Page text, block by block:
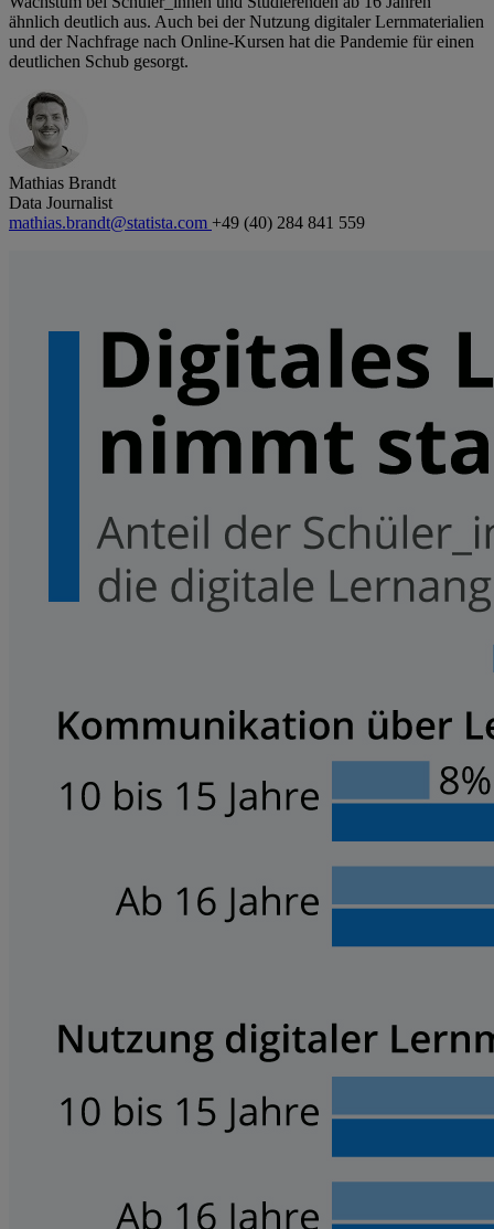
ähnlich deutlich aus. Auch bei der Nutzung digitaler Lernmaterialien
und der Nachfrage nach Online-Kursen hat die Pandemie für einen
deutlichen Schub gesorgt.
Mathias Brandt
Data Journalist
mathias.brandt@statista.com +49 (40) 284 841 559